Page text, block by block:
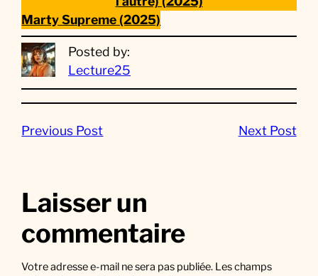
Marty Supreme (2025)
Posted by:
Lecture25
Previous Post Next Post
Laisser un
commentaire
Votre adresse e-mail ne sera pas publiée. Les champs